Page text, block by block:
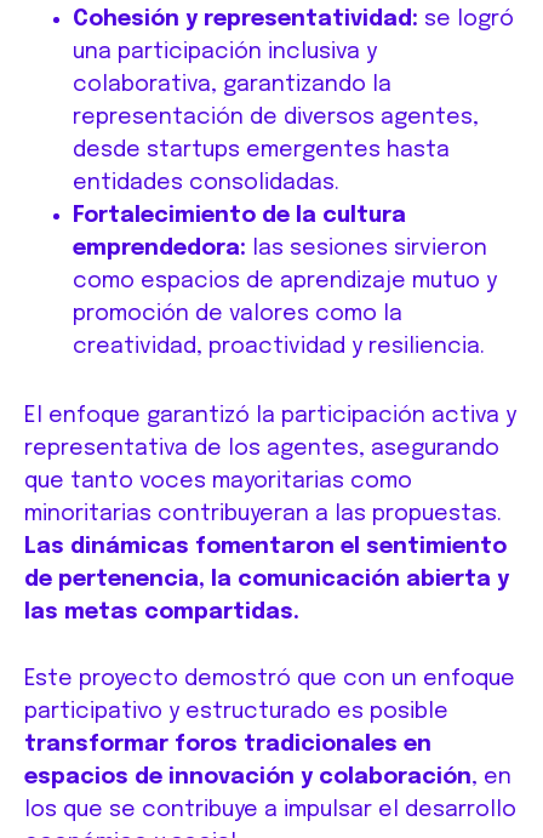
Cohesión y representatividad: se logró
una participación inclusiva y
colaborativa, garantizando la
representación de diversos agentes,
desde startups emergentes hasta
entidades consolidadas.
Fortalecimiento de la cultura
emprendedora: las sesiones sirvieron
como espacios de aprendizaje mutuo y
promoción de valores como la
creatividad, proactividad y resiliencia.
El enfoque garantizó la participación activa y
representativa de los agentes, asegurando
que tanto voces mayoritarias como
minoritarias contribuyeran a las propuestas.
Las dinámicas fomentaron el sentimiento
de pertenencia, la comunicación abierta y
las metas compartidas.
Este proyecto demostró que con un enfoque
participativo y estructurado es posible
transformar foros tradicionales en
espacios de innovación y colaboración, en
los que se contribuye a impulsar el desarrollo